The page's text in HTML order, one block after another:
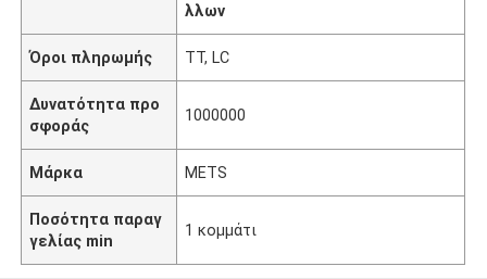
λλων
Όροι πληρωμής TT, LC
Δυνατότητα προ
σφοράς
1000000
Μάρκα METS
Ποσότητα παραγ
γελίας min
1 κομμάτι